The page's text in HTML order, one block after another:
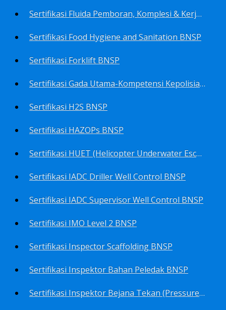
Sertifikasi Fluida Pemboran, Komplesi & Kerja Ulang Sumur BNSP
Sertifikasi Food Hygiene and Sanitation BNSP
Sertifikasi Forklift BNSP
Sertifikasi Gada Utama-Kompetensi Kepolisian Terbatas Sektor Industri Migas BNSP
Sertifikasi H2S BNSP
Sertifikasi HAZOPs BNSP
Sertifikasi HUET (Helicopter Underwater Escape Training) BNSP
Sertifikasi IADC Driller Well Control BNSP
Sertifikasi IADC Supervisor Well Control BNSP
Sertifikasi IMO Level 2 BNSP
Sertifikasi Inspector Scaffolding BNSP
Sertifikasi Inspektor Bahan Peledak BNSP
Sertifikasi Inspektor Bejana Tekan (Pressure Vessel Inspector) BNSP